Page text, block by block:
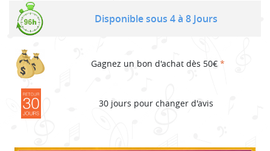
Disponible sous 4 à 8 Jours
Gagnez un bon d'achat dès 50€ *
30 jours pour changer d'avis